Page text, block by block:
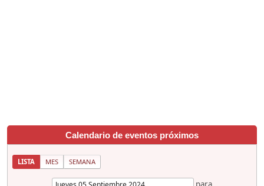
Calendario de eventos próximos
LISTA MES SEMANA